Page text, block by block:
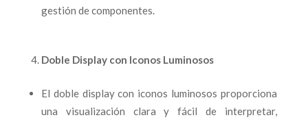
gestión de componentes.
Doble Display con Iconos Luminosos
El doble display con iconos luminosos proporciona
una visualización clara y fácil de interpretar,